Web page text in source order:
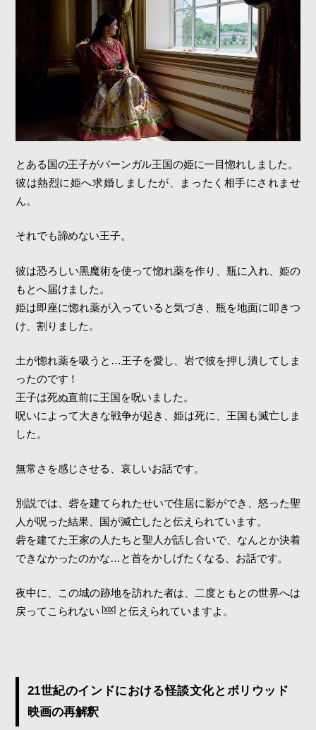
とある国の王子がバーンガル王国の姫に一目惚れしました。
彼は熱烈に姫へ求婚しましたが、まったく相手にされませ
ん。
それでも諦めない王子。
彼は恐ろしい黒魔術を使って惚れ薬を作り、瓶に入れ、姫の
もとへ届けました。
姫は即座に惚れ薬が入っていると気づき、瓶を地面に叩きつ
け、割りました。
土が惚れ薬を吸うと…王子を愛し、岩で彼を押し潰してしま
ったのです！
王子は死ぬ直前に王国を呪いました。
呪いによって大きな戦争が起き、姫は死に、王国も滅亡しま
した。
無常さを感じさせる、哀しいお話です。
別説では、砦を建てられたせいで住居に影ができ、怒った聖
人が呪った結果、国が滅亡したと伝えられています。
砦を建てた王家の人たちと聖人が話し合いで、なんとか決着
できなかったのかな…と首をかしげたくなる、お話です。
夜中に、この城の跡地を訪れた者は、二度ともとの世界へは
戻ってこられない [xix] と伝えられていますよ。
21世紀のインドにおける怪談文化とボリウッド
映画の再解釈